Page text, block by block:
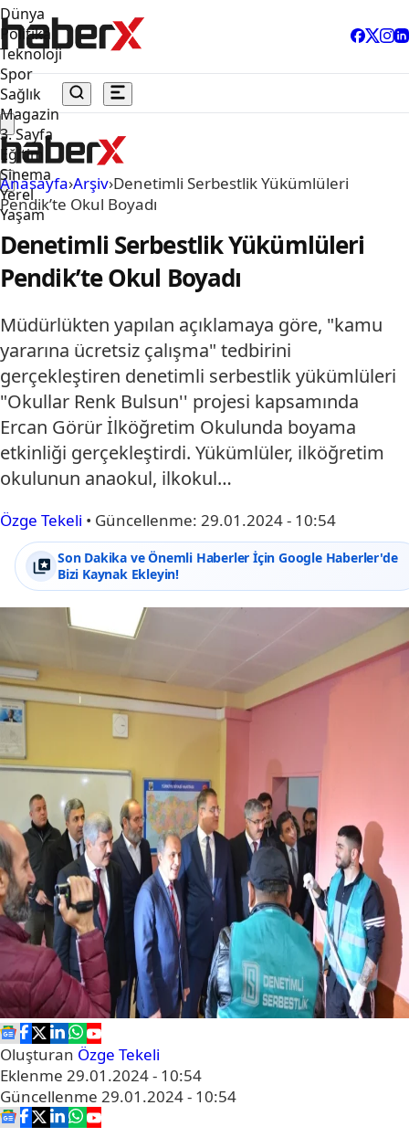
Dünya
Politika
Teknoloji
Spor
Sağlık
Magazin
3. Sayfa
Eğitim
Sinema
Yerel
Yaşam
Anasayfa›Arşiv›Denetimli Serbestlik Yükümlüleri
Pendik’te Okul Boyadı
Denetimli Serbestlik Yükümlüleri
Pendik’te Okul Boyadı
Müdürlükten yapılan açıklamaya göre, "kamu
yararına ücretsiz çalışma" tedbirini
gerçekleştiren denetimli serbestlik yükümlüleri
"Okullar Renk Bulsun'' projesi kapsamında
Ercan Görür İlköğretim Okulunda boyama
etkinliği gerçekleştirdi. Yükümlüler, ilköğretim
okulunun anaokul, ilkokul…
Özge Tekeli • Güncellenme: 29.01.2024 - 10:54
Son Dakika ve Önemli Haberler İçin Google Haberler'de
Bizi Kaynak Ekleyin!
Oluşturan Özge Tekeli
Eklenme 29.01.2024 - 10:54
Güncellenme 29.01.2024 - 10:54